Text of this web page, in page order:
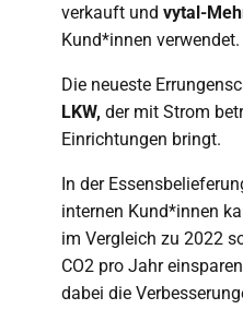
verkauft und vytal-
Kund*innen verwendet.
Die neueste
LKW, der mit Strom
Einrichtungen bringt.
In der
internen Kund*innen
im Vergleich zu 2022
CO2 pro Jahr
dabei die